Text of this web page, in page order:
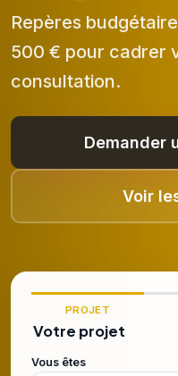
Repères
500 € pour cadrer
consultation.
Demander
Voir
PROJET
Votre projet
Vous êtes